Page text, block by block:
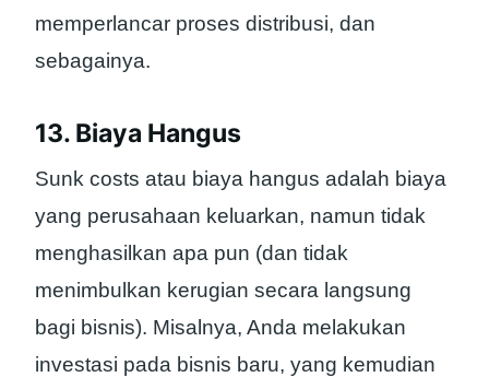
memperlancar proses distribusi, dan
sebagainya.
13. Biaya Hangus
Sunk costs atau biaya hangus adalah biaya
yang perusahaan keluarkan, namun tidak
menghasilkan apa pun (dan tidak
menimbulkan kerugian secara langsung
bagi bisnis). Misalnya, Anda melakukan
investasi pada bisnis baru, yang kemudian